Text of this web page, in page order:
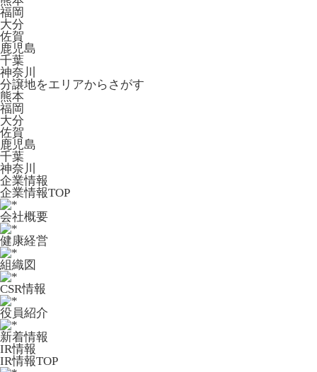
福岡
大分
佐賀
鹿児島
千葉
神奈川
分譲地をエリアからさがす
熊本
福岡
大分
佐賀
鹿児島
千葉
神奈川
企業情報
企業情報TOP
会社概要
健康経営
組織図
CSR情報
役員紹介
新着情報
IR情報
IR情報TOP